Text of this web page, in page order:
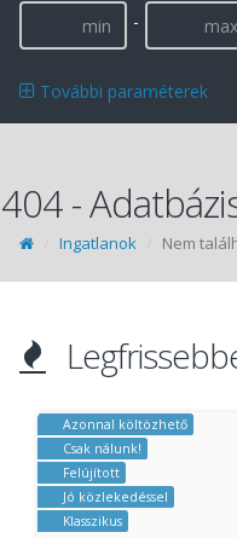
-
További paraméterek
404 -
Ingatlanok Nem
Azonnal költözhető
Csak nálunk!
Felújított
Jó közlekedéssel
Klasszikus